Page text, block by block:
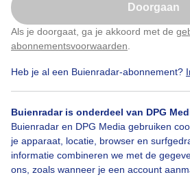
Doorgaan
Als je doorgaat, ga je akkoord met de
abonnementsvoorwaarden
Heb je al een Buienradar-abonnement?
Buienradar is onderdeel van DPG
Buienradar en DPG Media gebruiken
je apparaat, locatie, browser en
informatie combineren we met de
ons, zoals wanneer je een account
Door: Marjon Adamidis - van Geldorp
Gemaakt: 11-09-2025, 85x bekeken
Wolken
Bekijk slideshow
Klik hierom dit aan te